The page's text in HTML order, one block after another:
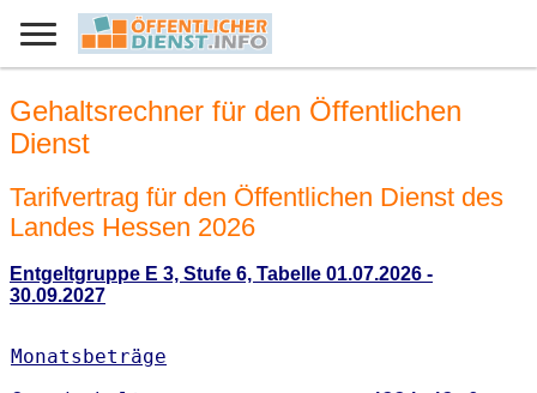
Gehaltsrechner für den Öffentlichen
Dienst
Tarifvertrag für den Öffentlichen Dienst des
Landes Hessen 2026
Entgeltgruppe E 3, Stufe 6, Tabelle 01.07.2026 -
30.09.2027
Monatsbeträge